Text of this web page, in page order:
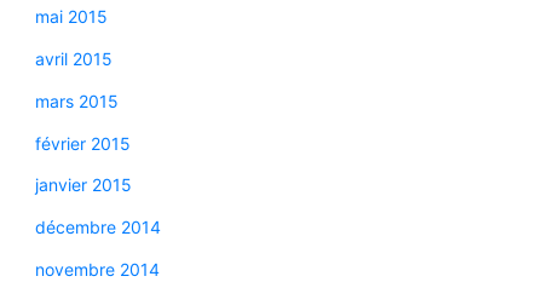
mai 2015
avril 2015
mars 2015
février 2015
janvier 2015
décembre 2014
novembre 2014